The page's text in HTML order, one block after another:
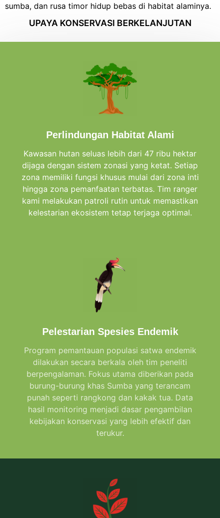
sumba, dan rusa timor hidup bebas di habitat alaminya.
UPAYA KONSERVASI BERKELANJUTAN
Perlindungan Habitat Alami
Kawasan hutan seluas lebih dari 47 ribu hektar
dijaga dengan sistem zonasi yang ketat. Setiap
zona memiliki fungsi khusus mulai dari zona inti
hingga zona pemanfaatan terbatas. Tim ranger
kami melakukan patroli rutin untuk memastikan
kelestarian ekosistem tetap terjaga optimal.
Pelestarian Spesies Endemik
Program pemantauan populasi satwa endemik
dilakukan secara berkala oleh tim peneliti
berpengalaman. Fokus utama diberikan pada
burung-burung khas Sumba yang terancam
punah seperti rangkong dan kakak tua. Data
hasil monitoring menjadi dasar pengambilan
kebijakan konservasi yang lebih efektif dan
terukur.